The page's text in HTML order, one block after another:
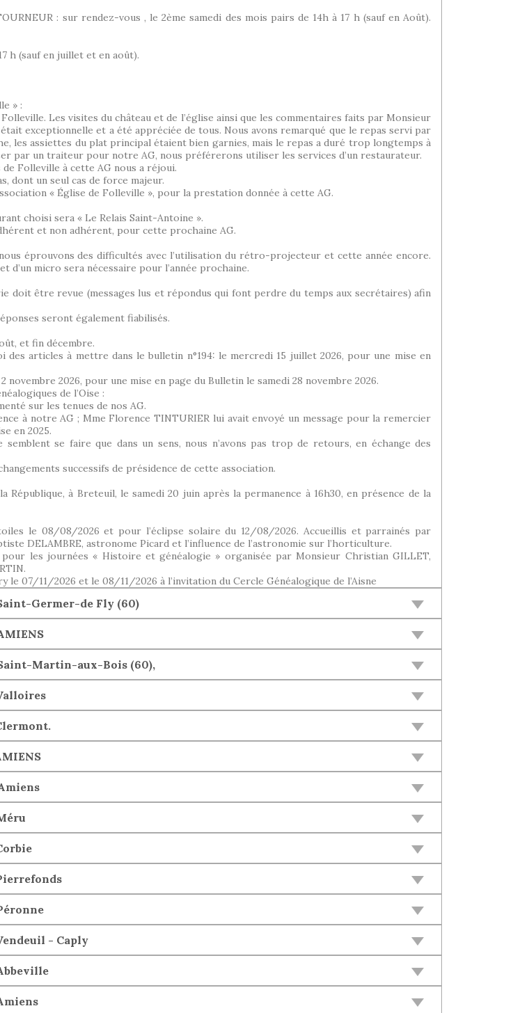
: sur rendez-vous , le 2ème samedi des mois pairs de 14h à 17 h (sauf en Août).
h (sauf en juillet et en août).
» :
Les visites du château et de l’église ainsi que les commentaires faits par Monsieur
exceptionnelle et a été appréciée de tous. Nous avons remarqué que le repas servi par
les assiettes du plat principal étaient bien garnies, mais le repas a duré trop longtemps à
par un traiteur pour notre AG, nous préférerons utiliser les services d’un restaurateur.
Folleville à cette AG nous a réjoui.
dont un seul cas de force majeur.
« Église de Folleville », pour la prestation donnée à cette AG.
choisi sera « Le Relais Saint-Antoine ».
et non adhérent, pour cette prochaine AG.
éprouvons des difficultés avec l’utilisation du rétro-projecteur et cette année encore.
d’un micro sera nécessaire pour l’année prochaine.
doit être revue (messages lus et répondus qui font perdre du temps aux secrétaires) afin
seront également fiabilisés.
et fin décembre.
articles à mettre dans le bulletin n°194: le mercredi 15 juillet 2026, pour une mise en
2026, pour une mise en page du Bulletin le samedi 28 novembre 2026.
de l’Oise :
sur les tenues de nos AG.
à notre AG ; Mme Florence TINTURIER lui avait envoyé un message pour la remercier
en 2025.
se faire que dans un sens, nous n’avons pas trop de retours, en échange des
successifs de présidence de cette association.
République, à Breteuil, le samedi 20 juin après la permanence à 16h30, en présence de la
le 08/08/2026 et pour l’éclipse solaire du 12/08/2026. Accueillis et parrainés par
DELAMBRE, astronome Picard et l’influence de l’astronomie sur l’horticulture.
les journées « Histoire et généalogie » organisée par Monsieur Christian GILLET,
07/11/2026 et le 08/11/2026 à l’invitation du Cercle Généalogique de l’Aisne
Germer-de Fly (60)
Saint-Martin-aux-Bois (60),
- Caply